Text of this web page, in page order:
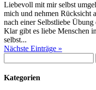
Liebevoll mit mir selbst
mich und nehmen Rücksicht
nach einer Selbstliebe
Klar gibt es liebe Menschen
selbst...
Nächste Einträge »
nach:
Kategorien